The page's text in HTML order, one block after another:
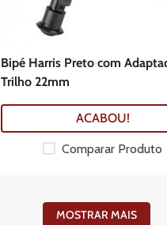
Bipé Harris Preto com
Trilho 22mm
ACABOU!
Comparar Produto
MOSTRAR MAIS